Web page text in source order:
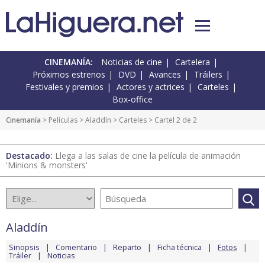
CINEMANÍA: Noticias de cine
Cartelera
Próximos estrenos
DVD Avances
Tráilers
Festivales y premios
Actores y actrices
Carteles
Box-office
Cinemanía > Películas >Aladdín > Carteles > Cartel 2 de 2
Destacado: Llega a las salas de cine la película de animación
'Minions & monsters'
Aladdín
Sinopsis Comentario Reparto Ficha técnica Fotos
Tráiler Noticias